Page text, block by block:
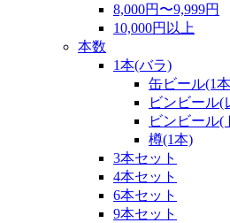
8,000円〜9,999円
10,000円以上
本数
1本(バラ)
缶ビール(1
ビンビール(
ビンビール(
樽(1本)
3本セット
4本セット
6本セット
9本セット